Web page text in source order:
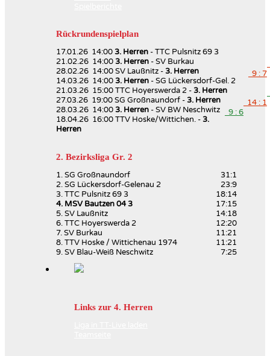
Rückrundenspielplan
17.01.26 14:003. Herren - TTC Pulsnitz 69 3
21.02.26 14:003. Herren - SV Burkau
28.02.26 14:00 SV Laußnitz -3. Herren 9 : 7
14.03.26 14:003. Herren - SG Lückersdorf-Gel. 2
21.03.26 15:00 TTC Hoyerswerda 2 -3. Herren
27.03.26 19:00 SG Großnaundorf -3. Herren 14 : 1
28.03.26 14:003. Herren - SV BW Neschwitz 9 : 6
18.04.26 16:00 TTV Hoske/Wittichen. -3.
Herren
2. Bezirksliga Gr. 2
1. SG Großnaundorf
31:1
2. SG Lückersdorf-Gelenau 2
23:9
3. TTC Pulsnitz 69 3
18:14
4. MSV Bautzen 04 3
17:15
5. SV Laußnitz
14:18
6. TTC Hoyerswerda 2
12:20
7. SV Burkau
11:21
8. TTV Hoske / Wittichenau 1974
11:21
9. SV Blau-Weiß Neschwitz
7:25
Links zur 4. Herren